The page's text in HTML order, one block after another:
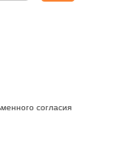
согласия